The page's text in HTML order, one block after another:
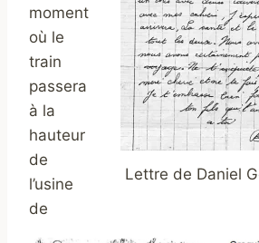
Lettre de Daniel
moment
où le
train
passera
à la
hauteur
de
l’usine
de